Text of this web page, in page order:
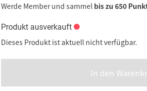
Werde Member und sammel bis zu 650
Produkt ausverkauft
Dieses Produkt ist aktuell nicht verfügbar.
In den